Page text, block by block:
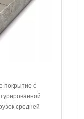
покрытие с
средней